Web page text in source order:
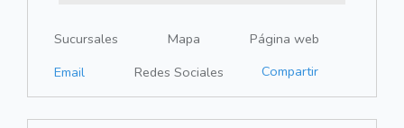
Sucursales Mapa
Página web
Email
Redes Sociales Compartir